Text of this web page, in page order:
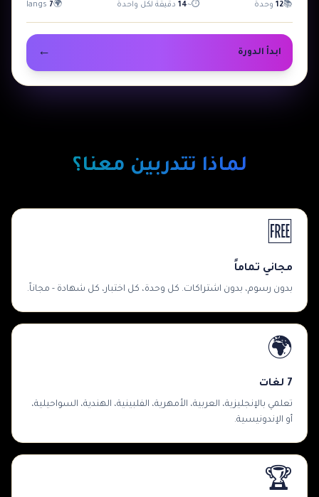
📚
12 وحدة ⏱
~
14 دقيقة لكل واحدة 🌍
7
ابدأ الدورة ←
لماذا تتدربين معنا؟
🆓
مجاني تماماً
بدون رسوم، بدون اشتراكات. كل وحدة، كل اختبار، كل شهادة - مجاناً.
🌍
7 لغات
تعلمي بالإنجليزية، العربية، الأمهرية، الفلبينية، الهندية، السواحيلية،
أو الإندونيسية.
🏆